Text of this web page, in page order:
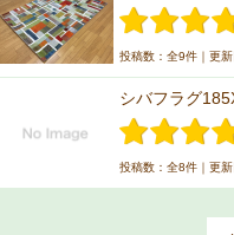
投稿数：全9件｜更
シバフラグ
投稿数：全8件｜更